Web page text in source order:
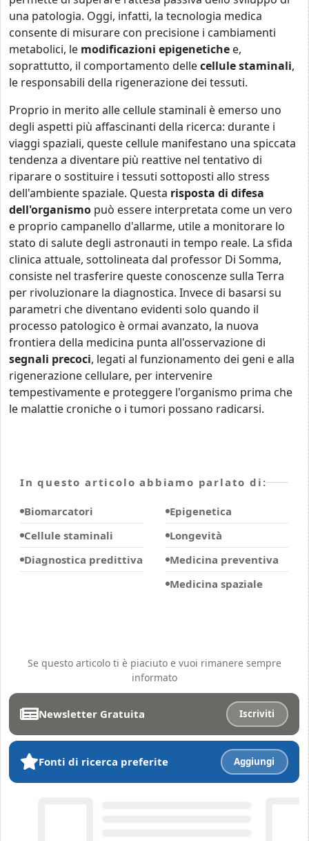
una patologia. Oggi, infatti, la tecnologia medica
consente di misurare con precisione i cambiamenti
metabolici, le modificazioni epigenetiche e,
soprattutto, il comportamento dellecellule staminali,
le responsabili della rigenerazione dei tessuti.
Proprio in merito alle cellule staminali è emerso uno
degli aspetti più affascinanti della ricerca: durante i
viaggi spaziali, queste cellule manifestano una spiccata
tendenza a diventare più reattive nel tentativo di
riparare o sostituire i tessuti sottoposti allo stress
dell'ambiente spaziale. Questa risposta di difesa
dell'organismo può essere interpretata come un vero
e proprio campanello d'allarme, utile a monitorare lo
stato di salute degli astronauti in tempo reale. La sfida
clinica attuale, sottolineata dal professor Di Somma,
consiste nel trasferire queste conoscenze sulla Terra
per rivoluzionare la diagnostica. Invece di basarsi su
parametri che diventano evidenti solo quando il
processo patologico è ormai avanzato, la nuova
frontiera della medicina punta all'osservazione di
segnali precoci, legati al funzionamento dei geni e alla
rigenerazione cellulare, per intervenire
tempestivamente e proteggere l'organismo prima che
le malattie croniche o i tumori possano radicarsi.
In questo articolo abbiamo parlato di:
Biomarcatori
Cellule staminali
Diagnostica predittiva
Epigenetica
Longevità
Medicina preventiva
Medicina spaziale
Se questo articolo ti è piaciuto e vuoi rimanere sempre
informato
Newsletter Gratuita Iscriviti
Fonti di ricerca preferite Aggiungi